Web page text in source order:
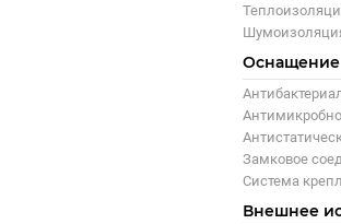
Оснащение
Замковое
Система
Внешнее